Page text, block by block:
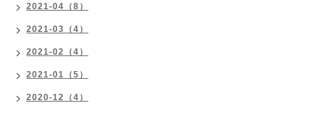
2021-04（8）
2021-03（4）
2021-02（4）
2021-01（5）
2020-12（4）